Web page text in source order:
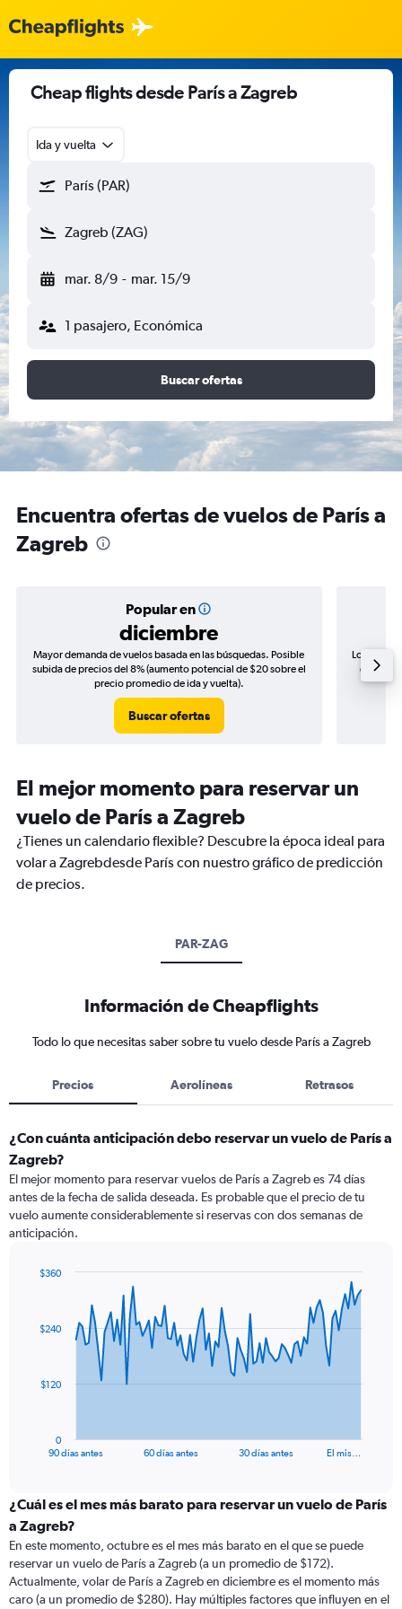
Cheap flights desde París a Zagreb
Ida y vuelta
París (PAR)
Zagreb (ZAG)
mar. 8/9 - mar. 15/9
1 pasajero, Económica
Buscar ofertas
Encuentra ofertas de vuelos de París a
Zagreb
Popular en
diciembre
Mayor demanda de vuelos basada en las búsquedas. Posible
subida de precios del 8% (aumento potencial de $20 sobre el
precio promedio de ida y vuelta).
Buscar ofertas
Los
de
El mejor momento para reservar un
vuelo de París a Zagreb
¿Tienes un calendario flexible? Descubre la época ideal para
volar a Zagrebdesde París con nuestro gráfico de predicción
de precios.
PAR-ZAG
Información de Cheapflights
Todo lo que necesitas saber sobre tu vuelo desde París a Zagreb
Precios Aerolíneas Retrasos
¿Con cuánta anticipación debo reservar un vuelo de París a
Zagreb?
El mejor momento para reservar vuelos de París a Zagreb es 74 días
antes de la fecha de salida deseada. Es probable que el precio de tu
vuelo aumente considerablemente si reservas con dos semanas de
anticipación.
data
The
categories.
Range:
91
categories.
The
chart
has
90 días antes 60 días antes 30 días antes El mis…
0
$120
$240
$360
¿Cuál es el mes más barato para reservar un vuelo de París
a Zagreb?
En este momento, octubre es el mes más barato en el que se puede
reservar un vuelo de París a Zagreb (a un promedio de $172).
Actualmente, volar de París a Zagreb en diciembre es el momento más
caro (a un promedio de $280). Hay múltiples factores que influyen en el